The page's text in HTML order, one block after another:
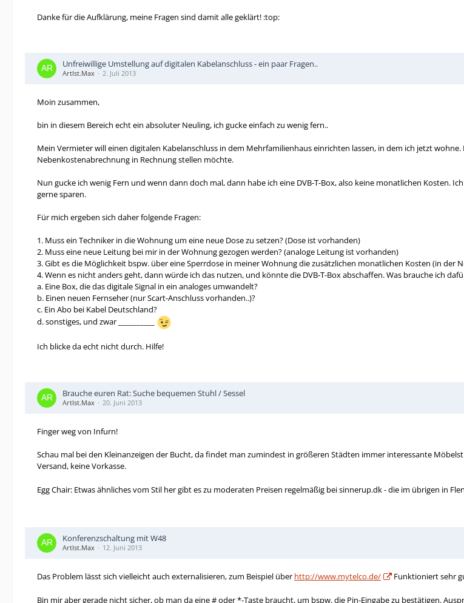
Danke für die Aufklärung, meine Fragen sind damit alle geklärt! :top:
Unfreiwillige Umstellung auf digitalen Kabelanschluss - ein paar Fragen..
ArtIst.Max 2. Juli 2013
Moin zusammen,
bin in diesem Bereich echt ein absoluter Neuling, ich gucke einfach zu wenig fern..
Mein Vermieter will einen digitalen Kabelanschluss in dem Mehrfamilienhaus einrichten lassen, in dem ich jetzt
Nebenkostenabrechnung in Rechnung stellen möchte.
Nun gucke ich wenig Fern und wenn dann doch mal, dann habe ich eine DVB-T-Box, also keine monatlichen Kosten.
gerne sparen.
Für mich ergeben sich daher folgende Fragen:
1. Muss ein Techniker in die Wohnung um eine neue Dose zu setzen? (Dose ist vorhanden)
2. Muss eine neue Leitung bei mir in der Wohnung gezogen werden? (analoge Leitung ist vorhanden)
3. Gibt es die Möglichkeit bspw. über eine Sperrdose in meiner Wohnung die zusätzlichen monatlichen Kosten (in
4. Wenn es nicht anders geht, dann würde ich das nutzen, und könnte die DVB-T-Box abschaffen. Was brauche ich
a. Eine Box, die das digitale Signal in ein analoges umwandelt?
b. Einen neuen Fernseher (nur Scart-Anschluss vorhanden..)?
c. Ein Abo bei Kabel Deutschland?
d. sonstiges, und zwar __________
Ich blicke da echt nicht durch. Hilfe!
Brauche euren Rat: Suche bequemen Stuhl / Sessel
ArtIst.Max 20. Juni 2013
Finger weg von Infurn!
Schau mal bei den Kleinanzeigen der Bucht, da findet man zumindest in größeren Städten immer interessante
Versand, keine Vorkasse.
Egg Chair: Etwas ähnliches vom Stil her gibt es zu moderaten Preisen regelmäßig bei sinnerup.dk - die im übrigen in
Konferenzschaltung mit W48
ArtIst.Max 12. Juni 2013
Das Problem lässt sich vielleicht auch externalisieren, zum Beispiel über http://www.mytelco.de/ Funktioniert sehr
Bin mir aber gerade nicht sicher, ob man da eine # oder *-Taste braucht, um bspw. die Pin-Eingabe zu bestätigen.